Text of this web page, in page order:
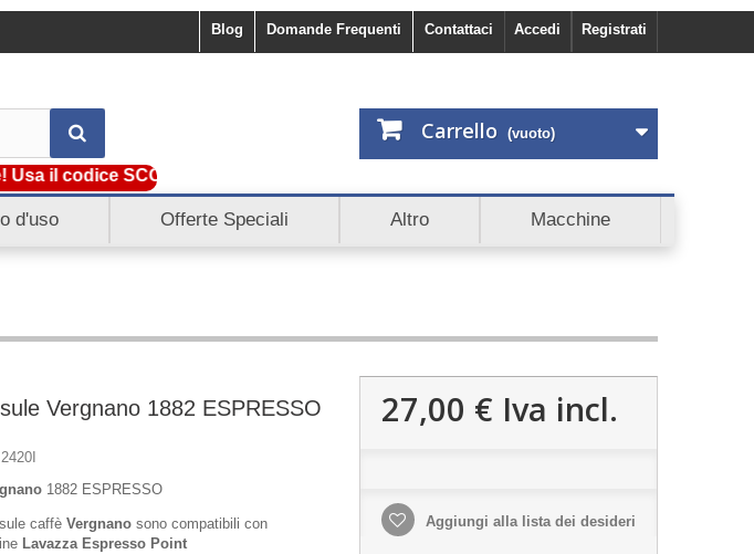
Registrati
Accedi
Contattaci
Domande Frequenti
Blog
Carrello (vuoto)
il codice SCONTO5 e ottieni subito 5€ di sconto. Scopri anche Cashback e Affiliazioni.
d'uso Offerte Speciali Altro Macchine
Vergnano 1882 ESPRESSO
2420I
1882 ESPRESSO
caffè Vergnano sono compatibili con
Lavazza Espresso Point
27,00 € Iva incl.
Aggiungi alla lista dei desideri